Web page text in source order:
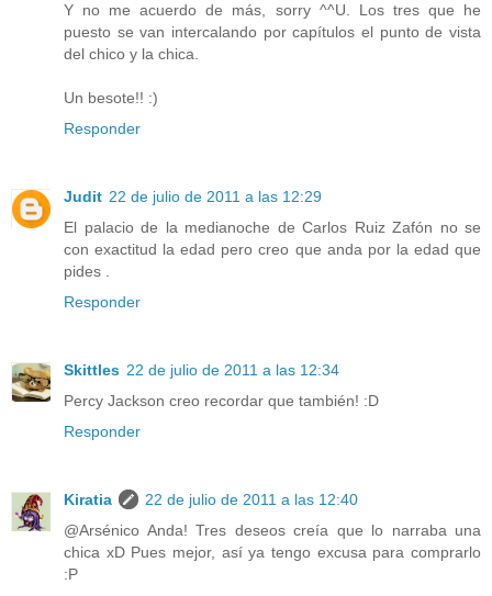
Y no me acuerdo de más, sorry ^^U. Los tres que he
puesto se van intercalando por capítulos el punto de vista
del chico y la chica.
Un besote!! :)
Responder
Judit 22 de julio de 2011 a las 12:29
El palacio de la medianoche de Carlos Ruiz Zafón no se
con exactitud la edad pero creo que anda por la edad que
pides .
Responder
Skittles 22 de julio de 2011 a las 12:34
Percy Jackson creo recordar que también! :D
Responder
Kiratia
22 de julio de 2011 a las 12:40
@Arsénico Anda! Tres deseos creía que lo narraba una
chica xD Pues mejor, así ya tengo excusa para comprarlo
:P